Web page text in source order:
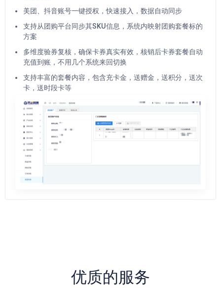
美团、抖音账号一键授权，快速接入，数据自动同步
支持从团购平台同步其SKU信息，系统内映射团购套餐标的
方案
多维度验券复核，确保卡券真实有效，核销后卡券套餐自动
充值到账，不用几个系统来回切换
支持丰富的套餐内容，包含充卡金，送赠金，送积分，送次
卡，送时段卡等
优质的服务